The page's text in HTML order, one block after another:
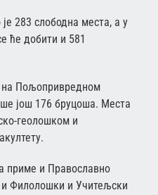
283 слободна места, а у
ће добити и 581
на Пољопривредном
још 176 бруцоша. Места
геолошком и
приме и Православно
Филолошки и Учитељски